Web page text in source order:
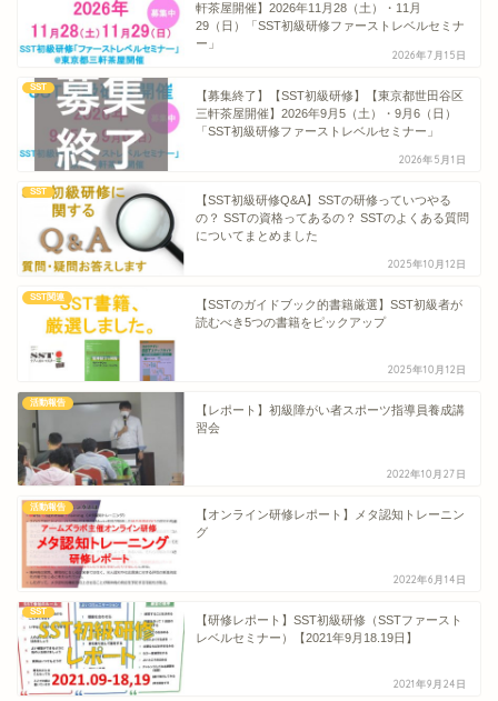
軒茶屋開催】2026年11月28（土）・11月
29（日）「SST初級研修ファーストレベルセミナ
ー」
2026年7月15日
SST
【募集終了】【SST初級研修】【東京都世田谷区
三軒茶屋開催】2026年9月5（土）・9月6（日）
「SST初級研修ファーストレベルセミナー」
2026年5月1日
SST
【SST初級研修Q&A】SSTの研修っていつやる
の？ SSTの資格ってあるの？ SSTのよくある質問
についてまとめました
2025年10月12日
SST関連
【SSTのガイドブック的書籍厳選】SST初級者が
読むべき5つの書籍をピックアップ
2025年10月12日
活動報告
【レポート】初級障がい者スポーツ指導員養成講
習会
2022年10月27日
活動報告
【オンライン研修レポート】メタ認知トレーニン
グ
2022年6月14日
SST
【研修レポート】SST初級研修（SSTファースト
レベルセミナー）【2021年9月18.19日】
2021年9月24日